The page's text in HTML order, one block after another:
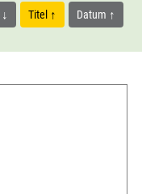
Titel Datum